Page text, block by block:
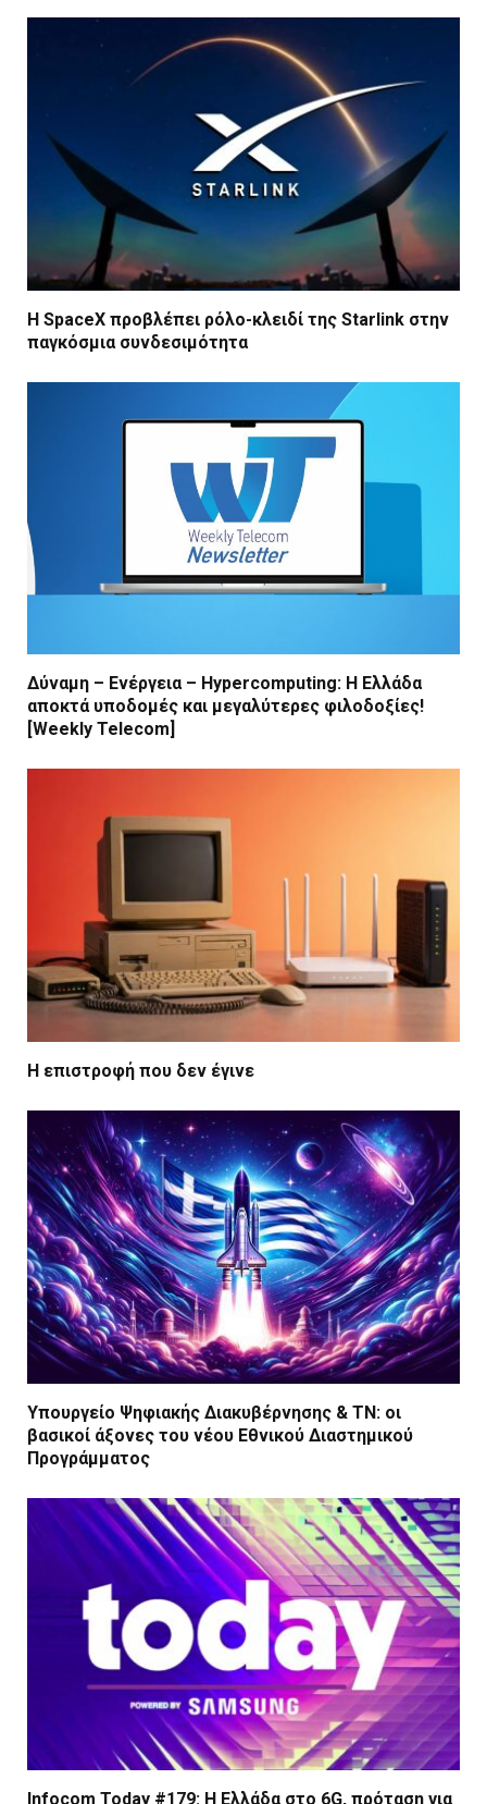
Η SpaceX προβλέπει ρόλο-κλειδί της Starlink στην
παγκόσμια συνδεσιμότητα
Δύναμη – Ενέργεια – Ηypercomputing: Η Ελλάδα
αποκτά υποδομές και μεγαλύτερες φιλοδοξίες!
[Weekly Telecom]
Η επιστροφή που δεν έγινε
Υπουργείο Ψηφιακής Διακυβέρνησης & ΤΝ: οι
βασικοί άξονες του νέου Εθνικού Διαστημικού
Προγράμματος
Infocom Today #179: Η Ελλάδα στο 6G, πρόταση για